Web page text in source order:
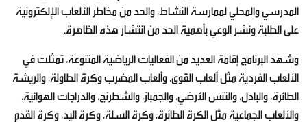
المدرسي والمحلي لممارسة النشاط، والحد من مخاطر الألعاب الإلكترونية
على الطلبة ونشر الوعي بأهمية الحد من انتشار هذه الظاهرة.
وشهد البرنامج إقامة العديد من الفعاليات الرياضية المتنوعة، تمثلت في
الألعاب الفردية مثل ألعاب القوى، وألعاب المضرب وكرة الطاولة، والريشة
الطائرة، والبادل، والتنس الأرضي، والجمباز، والشطرنج، والدراجات الهوائية،
والألعاب الجماعية مثل الكرة الطائرة، وكرة السلة، وكرة اليد، وكرة القدم